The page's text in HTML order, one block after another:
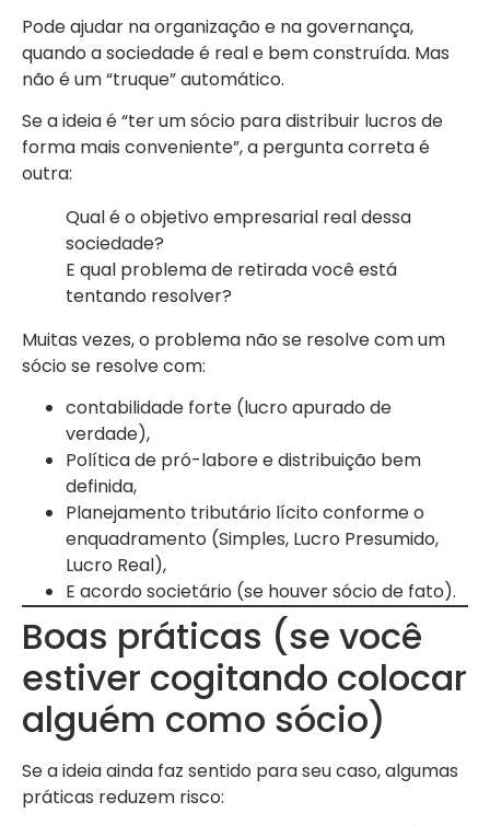
Pode ajudar na organização e na governança,
quando a sociedade é real e bem construída. Mas
não é um “truque” automático.
Se a ideia é “ter um sócio para distribuir lucros de
forma mais conveniente”, a pergunta correta é
outra:
Qual é o objetivo empresarial real dessa
sociedade?
E qual problema de retirada você está
tentando resolver?
Muitas vezes, o problema não se resolve com um
sócio se resolve com:
contabilidade forte (lucro apurado de
verdade),
Política de pró-labore e distribuição bem
definida,
Planejamento tributário lícito conforme o
enquadramento (Simples, Lucro Presumido,
Lucro Real),
E acordo societário (se houver sócio de fato).
Boas práticas (se você
estiver cogitando colocar
alguém como sócio)
Se a ideia ainda faz sentido para seu caso, algumas
práticas reduzem risco: